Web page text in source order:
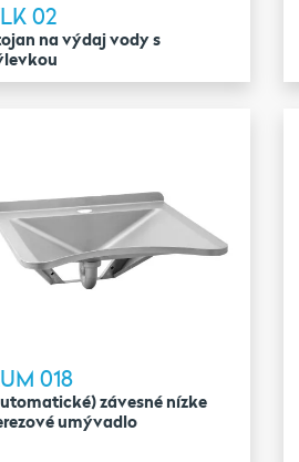
02
na výdaj vody s
018
závesné nízke
umývadlo